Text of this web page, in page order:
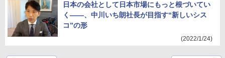
日本の会社として日本市場にもっと根づいてい
く――、中川いち朗社長が目指す“新しいシス
コ”の形
(2022/1/24)